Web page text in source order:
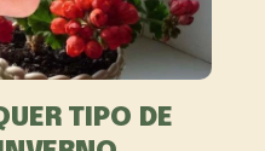
TIPO DE